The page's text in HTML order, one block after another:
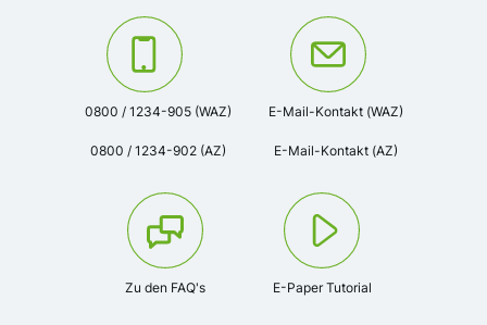
Kontaktieren Sie uns unter der Telefonnummer:
0800 / 1234-905 (WAZ)
0800 / 1234-902 (AZ)
Oder kontaktieren Sie uns via
E-Mail-Kontakt (WAZ)
E-Mail-Kontakt (AZ)
Zu den FAQ's E-Paper Tutorial